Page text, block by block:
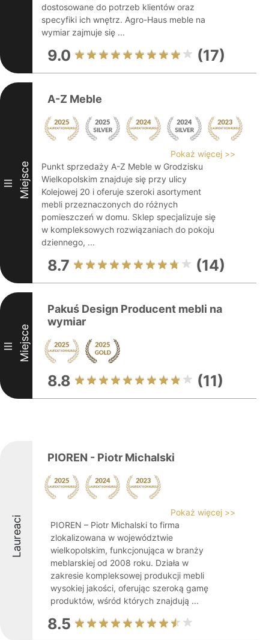
dostosowane do potrzeb klientów oraz
specyfiki ich wnętrz. Agro-Haus meble na
wymiar zajmuje się ...
9.0 (17)
III Miejsce
A-Z Meble
Pokaż więcej >>
Punkt sprzedaży A-Z Meble w Grodzisku
Wielkopolskim znajduje się przy ulicy
Kolejowej 20 i oferuje szeroki asortyment
mebli przeznaczonych do różnych
pomieszczeń w domu. Sklep specjalizuje się
w kompleksowych rozwiązaniach do pokoju
dziennego, ...
8.7 (14)
III Miejsce
Pakuś Design Producent mebli na
wymiar
8.8 (11)
Laureaci
PIOREN - Piotr Michalski
Pokaż więcej >>
PIOREN – Piotr Michalski to firma
zlokalizowana w województwie
wielkopolskim, funkcjonująca w branży
meblarskiej od 2008 roku. Działa w
zakresie kompleksowej produkcji mebli
wysokiej jakości, oferując szeroką gamę
produktów, wśród których znajdują ...
8.5